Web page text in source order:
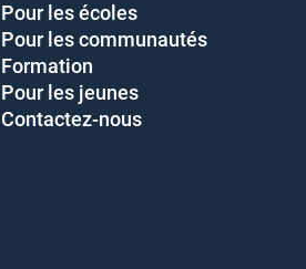
Pour les écoles
Pour les communautés
Formation
Pour les jeunes
Contactez-nous